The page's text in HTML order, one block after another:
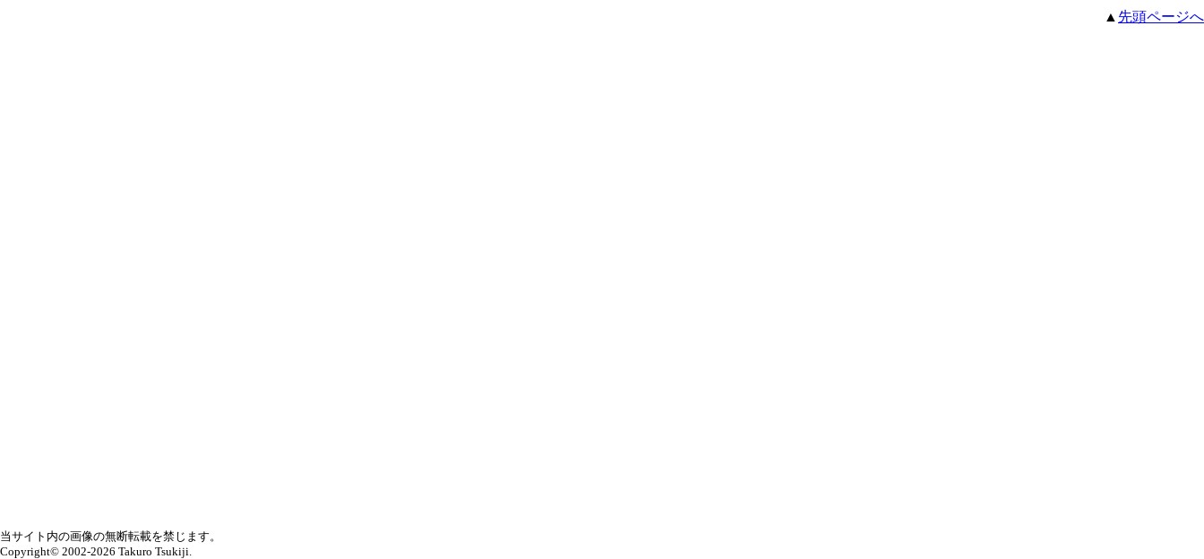
▲ 先頭ページへ
当サイト内の画像の無断転載を禁じます。
Copyright© 2002-2026 Takuro Tsukiji.